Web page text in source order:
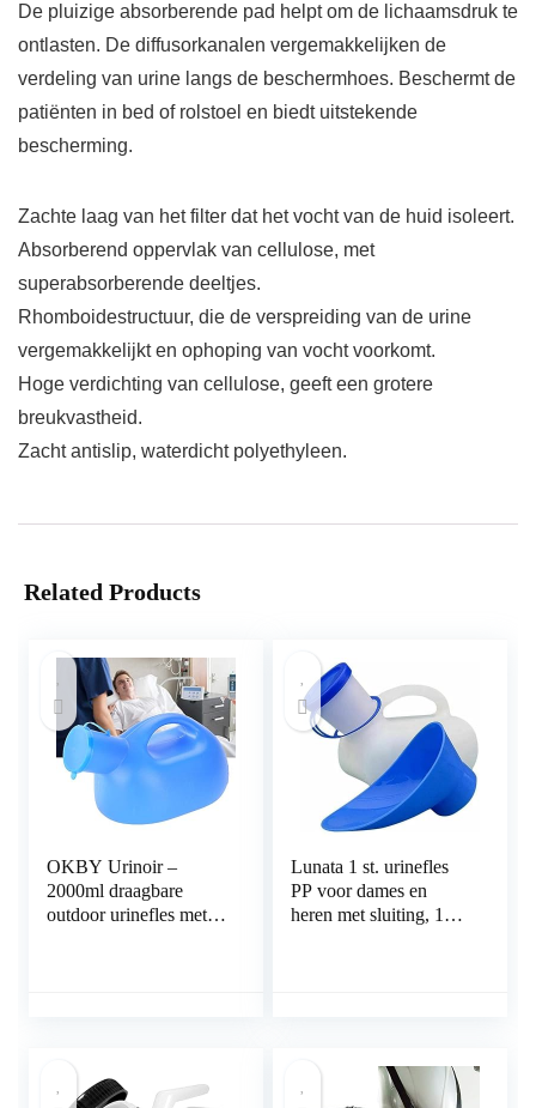
De pluizige absorberende pad helpt om de lichaamsdruk te
ontlasten. De diffusorkanalen vergemakkelijken de
verdeling van urine langs de beschermhoes. Beschermt de
patiënten in bed of rolstoel en biedt uitstekende
bescherming.
Zachte laag van het filter dat het vocht van de huid isoleert.
Absorberend oppervlak van cellulose, met
superabsorberende deeltjes.
Rhomboidestructuur, die de verspreiding van de urine
vergemakkelijkt en ophoping van vocht voorkomt.
Hoge verdichting van cellulose, geeft een grotere
breukvastheid.
Zacht antislip, waterdicht polyethyleen.
Related Products
OKBY Urinoir –
2000ml draagbare
outdoor urinefles met
Lunata 1 st. urinefles
PP voor dames en
heren met sluiting, 1